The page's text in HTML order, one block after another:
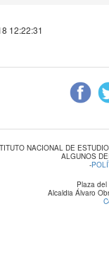
12:22:31
NACIONAL DE
ALGUNOS
-
Plaza
Alcaldia Álvaro